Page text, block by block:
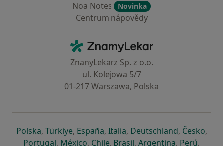
Noa Notes
Novinka
Centrum nápovědy
ZnamyLekar - Hlavní stránka
ZnanyLekarz Sp. z o.o.
ul. Kolejowa 5/7
01-217 Warszawa, Polska
Polskase otevře v nové záložce
, Türkiyese otevře v nové záložce
, Españase otevře v nové záložce
, Italiase otevře v nové záložce
, Deutschlandse otevře v
, Českose
,
Portugalse otevře v nové záložce
, Méxicose otevře v nové záložce
, Chilese otevře v nové záložce
, Brasilse otevře v nové
, Argentinase otevře v
, Perúse
,